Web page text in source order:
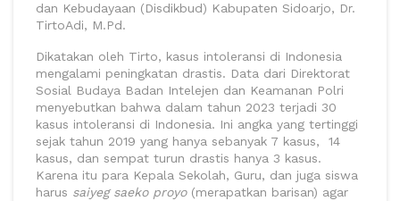
dan Kebudayaan (Disdikbud) Kabupaten Sidoarjo, Dr.
TirtoAdi, M.Pd.
Dikatakan oleh Tirto, kasus intoleransi di Indonesia
mengalami peningkatan drastis. Data dari Direktorat
Sosial Budaya Badan Intelejen dan Keamanan Polri
menyebutkan bahwa dalam tahun 2023 terjadi 30
kasus intoleransi di Indonesia. Ini angka yang tertinggi
sejak tahun 2019 yang hanya sebanyak 7 kasus, 14
kasus, dan sempat turun drastis hanya 3 kasus.
Karena itu para Kepala Sekolah, Guru, dan juga siswa
harus saiyeg saeko proyo (merapatkan barisan) agar